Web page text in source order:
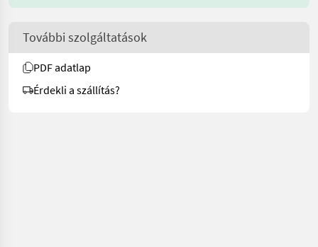
További szolgáltatások
PDF adatlap
Érdekli a szállítás?